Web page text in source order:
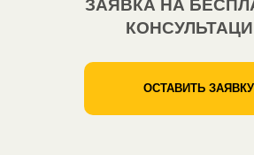
ЗАЯВКА НА
ОСТАВИТЬ ЗАЯВКУ